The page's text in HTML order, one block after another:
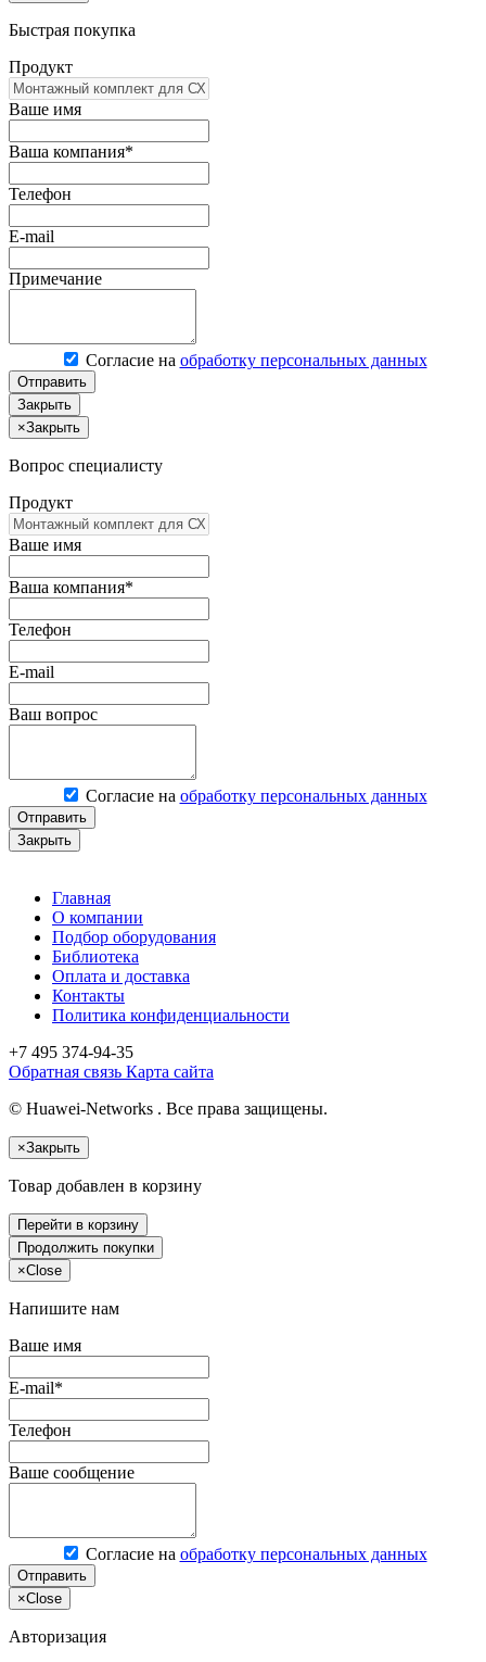
Быстрая покупка
Продукт
Ваше имя
Ваша компания*
Телефон
E-mail
Примечание
Согласие на обработку персональных данных
Отправить
Закрыть
×Закрыть
Вопрос специалисту
Продукт
Ваше имя
Ваша компания*
Телефон
E-mail
Ваш вопрос
Согласие на обработку персональных данных
Отправить
Закрыть
Главная
О компании
Подбор оборудования
Библиотека
Оплата и доставка
Контакты
Политика конфиденциальности
+7 495 374-94-35
Обратная связь Карта сайта
© Huawei-Networks . Все права защищены.
×Закрыть
Товар добавлен в корзину
Перейти в корзину
Продолжить покупки
×Close
Напишите нам
Ваше имя
E-mail*
Телефон
Ваше сообщение
Согласие на обработку персональных данных
Отправить
×Close
Авторизация